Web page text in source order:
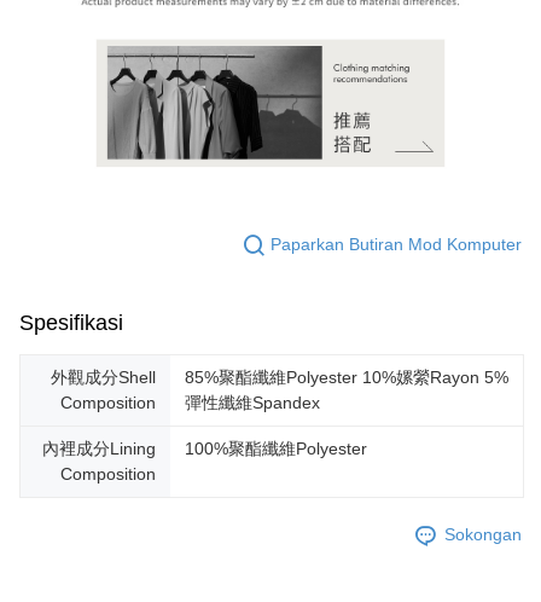
Paparkan Butiran Mod Komputer
Spesifikasi
外觀成分Shell
Composition
85%聚酯纖維Polyester 10%嫘縈Rayon 5%
彈性纖維Spandex
內裡成分Lining
Composition
100%聚酯纖維Polyester
Sokongan